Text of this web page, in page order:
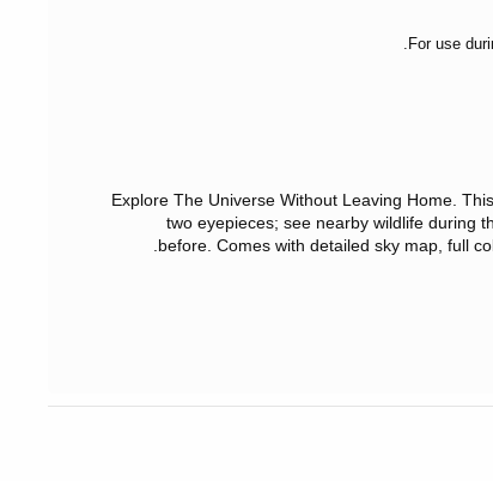
For use
Explore The Universe Without Leaving Home.
two eyepieces; see nearby wildlife during
before. Comes with detailed sky map, full